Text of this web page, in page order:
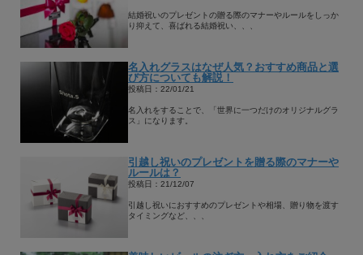
結婚祝いのプレゼントの贈る際のマナーやルールをしっか
り抑えて、喜ばれる結婚祝い、、、
名入れグラスはなぜ人気？おすすめ商品と選
び方についても解説！
投稿日：22/01/21
名入れをすることで、「世界に一つだけのオリジナルグラ
ス」になります。
引越し祝いのプレゼントを贈る際のマナーや
ルールは？
投稿日：21/12/07
引越し祝いにおすすめのプレゼントや相場、贈り物を渡す
タイミングなど、、、